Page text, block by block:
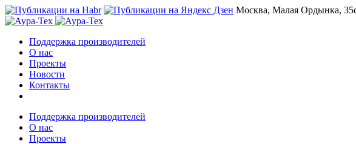
Москва, Малая Ордынка,
Поддержка производителей
О нас
Проекты
Новости
Контакты
Поддержка производителей
О нас
Проекты